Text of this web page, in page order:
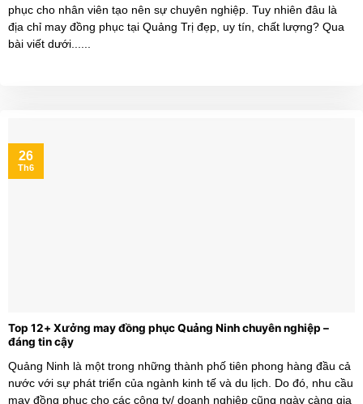
phục cho nhân viên tạo nên sự chuyên nghiệp. Tuy nhiên đâu là
địa chỉ may đồng phục tại Quảng Trị đẹp, uy tín, chất lượng? Qua
bài viết dưới......
Top 12+ Xưởng may đồng phục Quảng Ninh chuyên nghiệp –
đáng tin cậy
Quảng Ninh là một trong những thành phố tiên phong hàng đầu cả
nước với sự phát triển của ngành kinh tế và du lịch. Do đó, nhu cầu
may đồng phục cho các công ty/ doanh nghiệp cũng ngày càng gia
26
Th6